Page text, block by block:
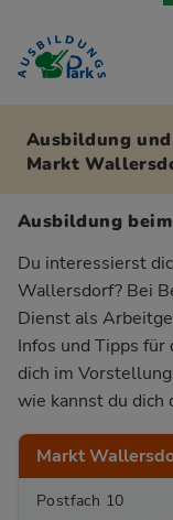
Zur Navigation
Zu den
Ausbildung
Markt
Ausbildung
Du interessierst
Wallersdorf? Bei
Dienst als
Infos und Tipps
dich im
wie kannst du dich
Markt
Postfach 10